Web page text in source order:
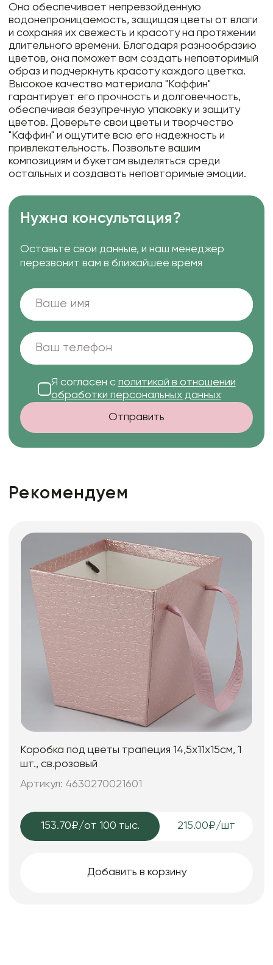
Она обеспечивает непревзойденную
водонепроницаемость, защищая цветы от влаги
и сохраняя их свежесть и красоту на протяжении
длительного времени. Благодаря разнообразию
цветов, она поможет вам создать неповторимый
образ и подчеркнуть красоту каждого цветка.
Высокое качество материала "Каффин"
гарантирует его прочность и долговечность,
обеспечивая безупречную упаковку и защиту
цветов. Доверьте свои цветы и творчество
"Каффин" и ощутите всю его надежность и
привлекательность. Позвольте вашим
композициям и букетам выделяться среди
остальных и создавать неповторимые эмоции.
Нужна консультация?
Оставьте свои данные, и наш менеджер
перезвонит вам в ближайшее время
Я согласен с политикой в отношении
обработки персональных данных
Отправить
Рекомендуем
Коробка под цветы трапеция 14,5x11х15см, 1
шт., св.розовый
Артикул: 4630270021601
153.70₽/от 100 тыс. 215.00₽/шт
Добавить в корзину